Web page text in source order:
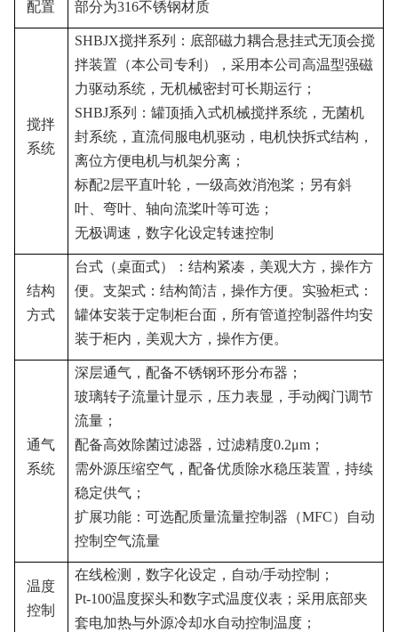
配置 部分为316不锈钢材质
搅拌
系统
SHBJX搅拌系列：底部磁力耦合悬挂式无顶会搅
拌装置（本公司专利），采用本公司高温型强磁
力驱动系统，无机械密封可长期运行；
SHBJ系列：罐顶插入式机械搅拌系统，无菌机
封系统，直流伺服电机驱动，电机快拆式结构，
离位方便电机与机架分离；
标配2层平直叶轮，一级高效消泡桨；另有斜
叶、弯叶、轴向流桨叶等可选；
无极调速，数字化设定转速控制
结构
方式
台式（桌面式）：结构紧凑，美观大方，操作方
便。支架式：结构简洁，操作方便。实验柜式：
罐体安装于定制柜台面，所有管道控制器件均安
装于柜内，美观大方，操作方便。
通气
系统
深层通气，配备不锈钢环形分布器；
玻璃转子流量计显示，压力表显，手动阀门调节
流量；
配备高效除菌过滤器，过滤精度0.2μm；
需外源压缩空气，配备优质除水稳压装置，持续
稳定供气；
扩展功能：可选配质量流量控制器（MFC）自动
控制空气流量
温度
控制
在线检测，数字化设定，自动/手动控制；
Pt-100温度探头和数字式温度仪表；采用底部夹
套电加热与外源冷却水自动控制温度；